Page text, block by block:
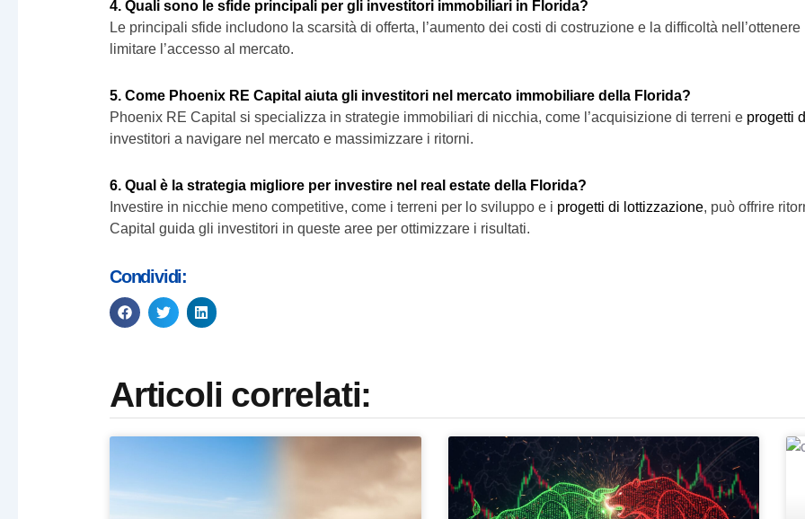
4. Quali sono le sfide principali per gli investitori immobiliari in Florida?
Le principali sfide includono la scarsità di offerta, l’aumento dei costi di costruzione e la difficoltà
limitare l’accesso al mercato.
5. Come Phoenix RE Capital aiuta gli investitori nel mercato immobiliare della Florida?
Phoenix RE Capital si specializza in strategie immobiliari di nicchia, come l’acquisizione di terreni e progetti
investitori a navigare nel mercato e massimizzare i ritorni.
6. Qual è la strategia migliore per investire nel real estate della Florida?
Investire in nicchie meno competitive, come i terreni per lo sviluppo e i progetti di lottizzazione, può offrire
Capital guida gli investitori in queste aree per ottimizzare i risultati.
Condividi:
Articoli correlati: